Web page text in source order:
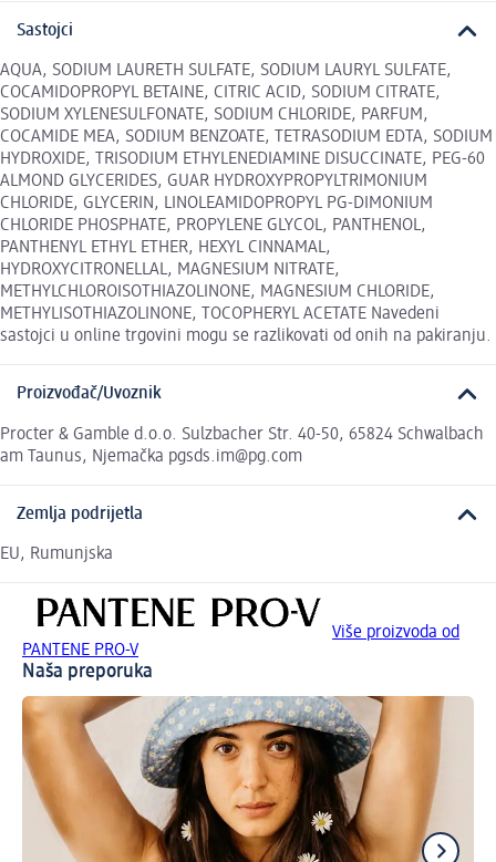
Sastojci
AQUA, SODIUM LAURETH SULFATE, SODIUM LAURYL SULFATE,
COCAMIDOPROPYL BETAINE, CITRIC ACID, SODIUM CITRATE,
SODIUM XYLENESULFONATE, SODIUM CHLORIDE, PARFUM,
COCAMIDE MEA, SODIUM BENZOATE, TETRASODIUM EDTA, SODIUM
HYDROXIDE, TRISODIUM ETHYLENEDIAMINE DISUCCINATE, PEG-60
ALMOND GLYCERIDES, GUAR HYDROXYPROPYLTRIMONIUM
CHLORIDE, GLYCERIN, LINOLEAMIDOPROPYL PG-DIMONIUM
CHLORIDE PHOSPHATE, PROPYLENE GLYCOL, PANTHENOL,
PANTHENYL ETHYL ETHER, HEXYL CINNAMAL,
HYDROXYCITRONELLAL, MAGNESIUM NITRATE,
METHYLCHLOROISOTHIAZOLINONE, MAGNESIUM CHLORIDE,
METHYLISOTHIAZOLINONE, TOCOPHERYL ACETATE Navedeni
sastojci u online trgovini mogu se razlikovati od onih na pakiranju.
Proizvođač/Uvoznik
Procter & Gamble d.o.o. Sulzbacher Str. 40-50, 65824 Schwalbach
am Taunus, Njemačka pgsds.im@pg.com
Zemlja podrijetla
EU, Rumunjska
Više proizvoda od
PANTENE PRO-V
Naša preporuka